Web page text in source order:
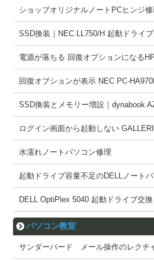
ショップオリジナルノートPCヒンジ修
SSD換装｜NEC LL750/H 起動ドライ
電源が落ちる 回復オプションになる
回復オプションが表示 NEC PC-
SSD換装とメモリー増設｜dynabook
ログイン画面から起動しない
水濡れノートパソコン修理
起動ドライブ容量不足のDELLノート
DELL OptiPlex 5040 起動ドライブ交換
パソコン教室
サンダーバード メール操作のレクチ